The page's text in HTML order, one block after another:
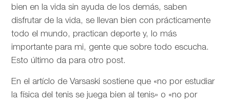
bien en la vida sin ayuda de los demás, saben
disfrutar de la vida, se llevan bien con prácticamente
todo el mundo, practican deporte y, lo más
importante para mi, gente que sobre todo escucha.
Esto último da para otro post.
En el artíclo deVarsaski sostiene que «no por estudiar
la física del tenis se juega bien al tenis» o «no por